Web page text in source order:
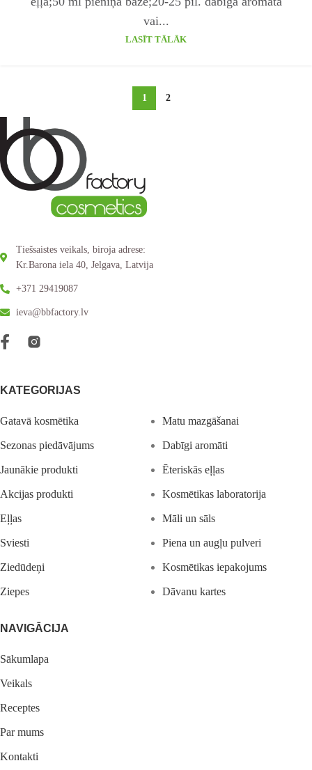
vai...
LASĪT TĀLĀK
1 2
Tiešsaistes veikals, biroja adrese:
Kr.Barona iela 40, Jelgava, Latvija
+371 29419087
ieva@bbfactory.lv
NAVIGĀCIJA
Sākumlapa
Veikals
Receptes
Par mums
Kontakti
KATEGORIJAS
Gatavā kosmētika
Sezonas piedāvājums
Jaunākie produkti
Akcijas produkti
Eļļas
Sviesti
Ziedūdeņi
Ziepes
Matu mazgāšanai
Dabīgi aromāti
Ēteriskās eļļas
Kosmētikas laboratorija
Māli un sāls
Piena un augļu pulveri
Kosmētikas iepakojums
Dāvanu kartes